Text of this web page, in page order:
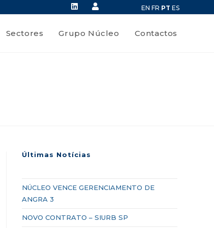
EN FR PT ES
Sectores Grupo Núcleo Contactos
Últimas Notícias
NÚCLEO VENCE GERENCIAMENTO DE
ANGRA 3
NOVO CONTRATO – SIURB SP